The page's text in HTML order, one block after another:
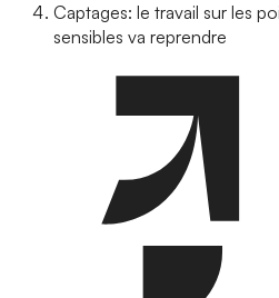
Captages: le travail sur les
sensibles va reprendre